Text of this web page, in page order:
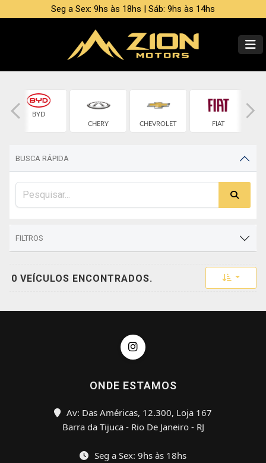
Seg a Sex: 9hs às 18hs | Sáb: 9hs às 14hs
BYD
CHERY
CHEVROLET FIAT
BUSCA RÁPIDA
FILTROS
0 VEÍCULOS ENCONTRADOS. Toggle
ONDE ESTAMOS
Av: Das Américas, 12.300, Loja 167
Barra da Tijuca - Rio De Janeiro - RJ
Seg a Sex: 9hs às 18hs